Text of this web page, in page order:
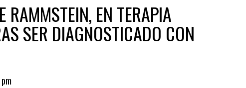
RAMMSTEIN, EN TERAPIA
SER DIAGNOSTICADO CON